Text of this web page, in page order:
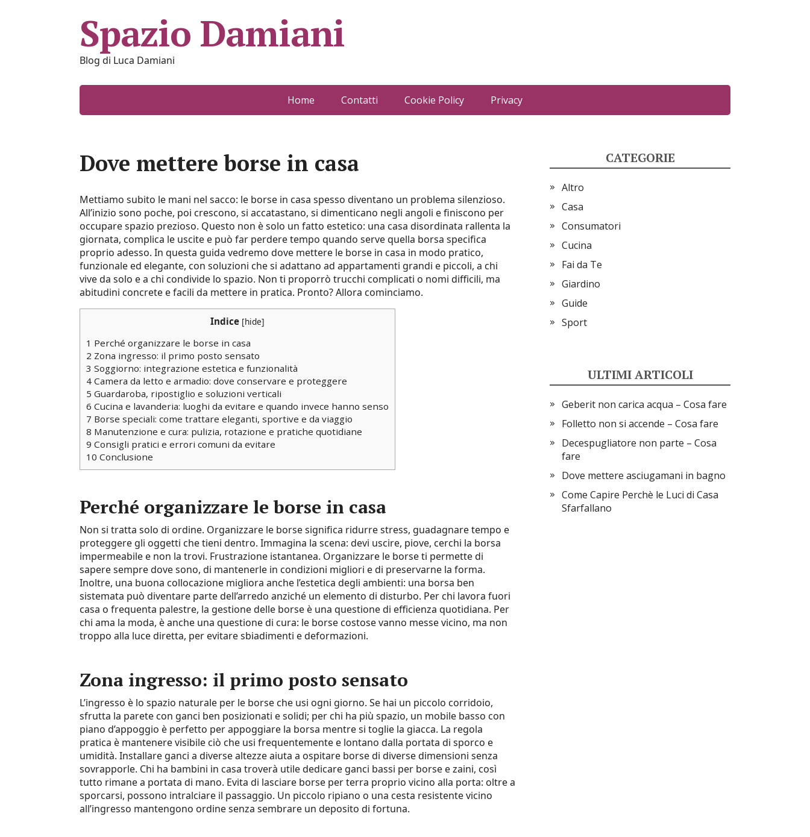
Spazio Damiani
Blog di Luca Damiani
Home Contatti Cookie Policy Privacy
Dove mettere borse in casa
Mettiamo subito le mani nel sacco: le borse in casa spesso diventano un problema silenzioso.
All’inizio sono poche, poi crescono, si accatastano, si dimenticano negli angoli e finiscono per
occupare spazio prezioso. Questo non è solo un fatto estetico: una casa disordinata rallenta la
giornata, complica le uscite e può far perdere tempo quando serve quella borsa specifica
proprio adesso. In questa guida vedremo dove mettere le borse in casa in modo pratico,
funzionale ed elegante, con soluzioni che si adattano ad appartamenti grandi e piccoli, a chi
vive da solo e a chi condivide lo spazio. Non ti proporrò trucchi complicati o nomi difficili, ma
abitudini concrete e facili da mettere in pratica. Pronto? Allora cominciamo.
Indice [hide]
1 Perché organizzare le borse in casa
2 Zona ingresso: il primo posto sensato
3 Soggiorno: integrazione estetica e funzionalità
4 Camera da letto e armadio: dove conservare e proteggere
5 Guardaroba, ripostiglio e soluzioni verticali
6 Cucina e lavanderia: luoghi da evitare e quando invece hanno senso
7 Borse speciali: come trattare eleganti, sportive e da viaggio
8 Manutenzione e cura: pulizia, rotazione e pratiche quotidiane
9 Consigli pratici e errori comuni da evitare
10 Conclusione
Perché organizzare le borse in casa
Non si tratta solo di ordine. Organizzare le borse significa ridurre stress, guadagnare tempo e
proteggere gli oggetti che tieni dentro. Immagina la scena: devi uscire, piove, cerchi la borsa
impermeabile e non la trovi. Frustrazione istantanea. Organizzare le borse ti permette di
sapere sempre dove sono, di mantenerle in condizioni migliori e di preservarne la forma.
Inoltre, una buona collocazione migliora anche l’estetica degli ambienti: una borsa ben
sistemata può diventare parte dell’arredo anziché un elemento di disturbo. Per chi lavora fuori
casa o frequenta palestre, la gestione delle borse è una questione di efficienza quotidiana. Per
chi ama la moda, è anche una questione di cura: le borse costose vanno messe vicino, ma non
troppo alla luce diretta, per evitare sbiadimenti e deformazioni.
Zona ingresso: il primo posto sensato
L’ingresso è lo spazio naturale per le borse che usi ogni giorno. Se hai un piccolo corridoio,
sfrutta la parete con ganci ben posizionati e solidi; per chi ha più spazio, un mobile basso con
piano d’appoggio è perfetto per appoggiare la borsa mentre si toglie la giacca. La regola
pratica è mantenere visibile ciò che usi frequentemente e lontano dalla portata di sporco e
umidità. Installare ganci a diverse altezze aiuta a ospitare borse di diverse dimensioni senza
sovrapporle. Chi ha bambini in casa troverà utile dedicare ganci bassi per borse e zaini, così
tutto rimane a portata di mano. Evita di lasciare borse per terra proprio vicino alla porta: oltre a
sporcarsi, possono intralciare il passaggio. Un piccolo ripiano o una cesta resistente vicino
all’ingresso mantengono ordine senza sembrare un deposito di fortuna.
CATEGORIE
Altro
Casa
Consumatori
Cucina
Fai da Te
Giardino
Guide
Sport
ULTIMI ARTICOLI
Geberit non carica acqua​ – Cosa fare
Folletto non si accende​ – Cosa fare
Decespugliatore non parte​ – Cosa
fare
Dove mettere asciugamani in bagno
Come Capire Perchè le Luci di Casa
Sfarfallano